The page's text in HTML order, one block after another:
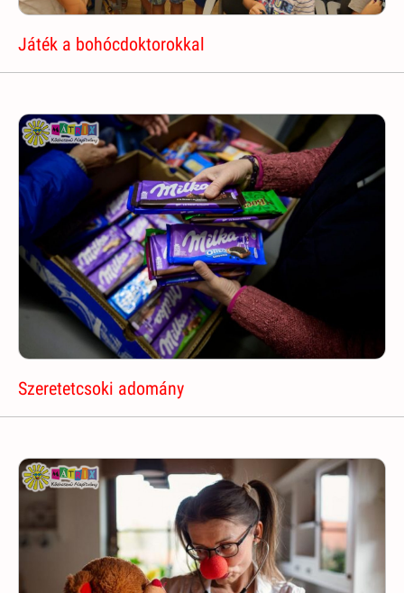
Játék a bohócdoktorokkal
Szeretetcsoki adomány